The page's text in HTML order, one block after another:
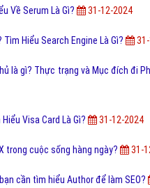
Về Serum Là Gì? 31-12-2024
Tìm Hiểu Search Engine Là Gì?
là gì? Thực trạng và Mục đích đi
Visa Card Là Gì? 31-12-2024
trong cuộc sống hàng ngày? 31-
cần tìm hiểu Author để làm SEO?